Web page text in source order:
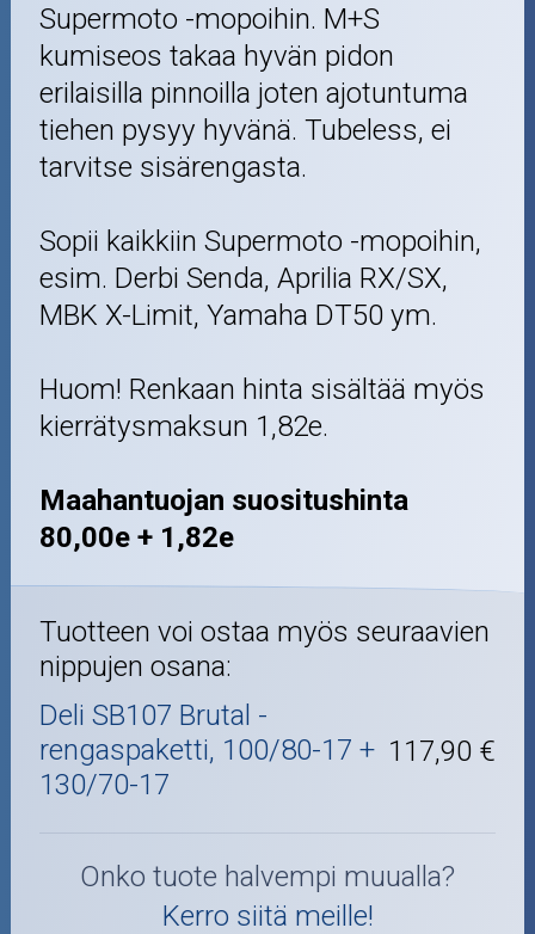
Supermoto -mopoihin. M+S
kumiseos takaa hyvän pidon
erilaisilla pinnoilla joten ajotuntuma
tiehen pysyy hyvänä. Tubeless, ei
tarvitse sisärengasta.
Sopii kaikkiin Supermoto -mopoihin,
esim. Derbi Senda, Aprilia RX/SX,
MBK X-Limit, Yamaha DT50 ym.
Huom! Renkaan hinta sisältää myös
kierrätysmaksun 1,82e.
Maahantuojan suositushinta
80,00e + 1,82e
Tuotteen voi ostaa myös seuraavien
nippujen osana:
Deli SB107 Brutal -
rengaspaketti, 100/80-17 +
130/70-17
117,90 €
Onko tuote halvempi muualla?
Kerro siitä meille!